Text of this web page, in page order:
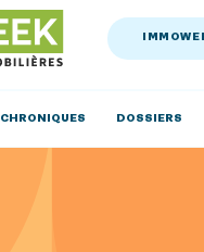
CHRONIQUES DOSSIERS